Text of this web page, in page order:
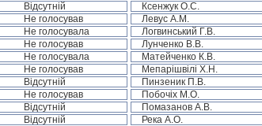
Відсутній Ксенжук О.С.
Не голосував Левус А.М.
Не голосувала Логвинський Г.В.
Не голосував Лунченко В.В.
Не голосувала Матейченко К.В.
Не голосував Мепарішвілі Х.Н.
Відсутній Пинзеник П.В.
Не голосував Побочіх М.О.
Відсутній Помазанов А.В.
Відсутній Река А.О.